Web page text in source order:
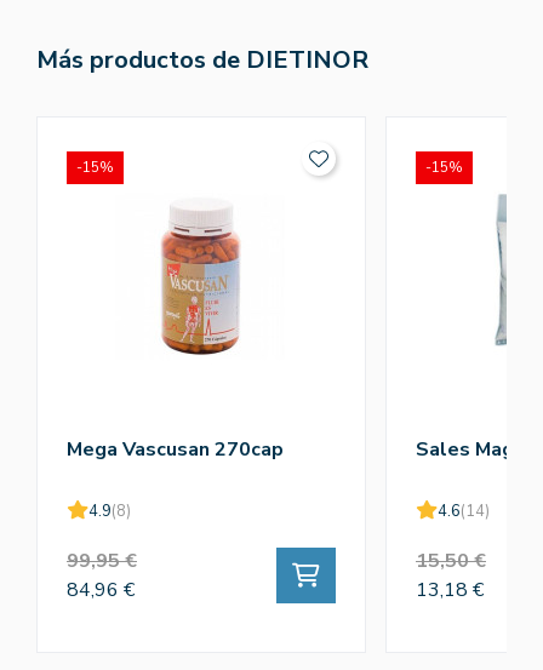
Más productos de DIETINOR
Mega Vascusan 270cap
4.9(8)
99,95 €
84,96 €
-15%
Sales
4.6(14)
15,50 €
13,18 €
-15%